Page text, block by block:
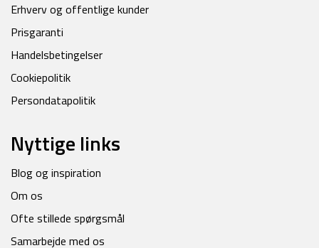
Erhverv og offentlige kunder
Prisgaranti
Handelsbetingelser
Cookiepolitik
Persondatapolitik
Nyttige links
Blog og inspiration
Om os
Ofte stillede spørgsmål
Samarbejde med os